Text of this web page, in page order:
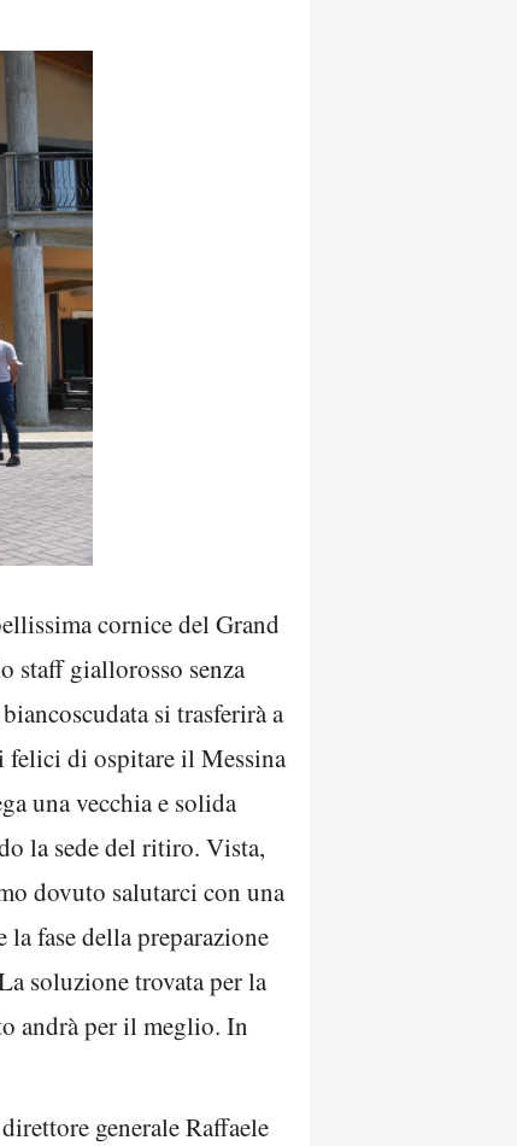
cornice del Grand
staff giallorosso senza
si trasferirà a
felici di ospitare il Messina
una vecchia e solida
la sede del ritiro. Vista,
dovuto salutarci con una
fase della preparazione
soluzione trovata per la
andrà per il meglio. In
generale Raffaele